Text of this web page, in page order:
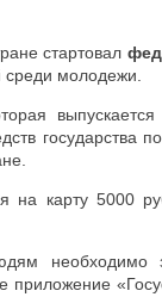
стартовал
молодежи.
государства
на карту 5000
необходимо